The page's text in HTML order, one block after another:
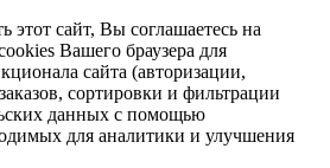
этот сайт, Вы соглашаетесь на
Вашего браузера для
сайта (авторизации,
сортировки и фильтрации
данных с помощью
для аналитики и улучшения